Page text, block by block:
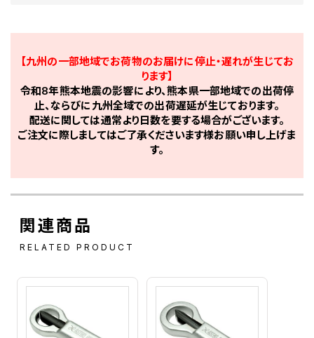
【九州の一部地域でお荷物のお届けに停止・遅れが生じてお
ります】
令和8年熊本地震の影響により、熊本県一部地域での出荷停
止、ならびに九州全域での出荷遅延が生じております。
配送に関しては通常より日数を要する場合がございます。
ご注文に際しましてはご了承くださいます様お願い申し上げま
す。
関連商品
RELATED PRODUCT